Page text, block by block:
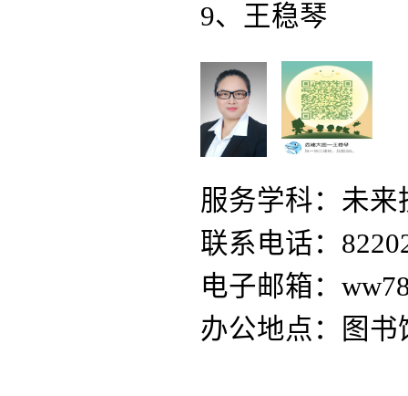
9、王稳琴
服务学科：未
联系电话：
电子邮箱：
办公地点：图书